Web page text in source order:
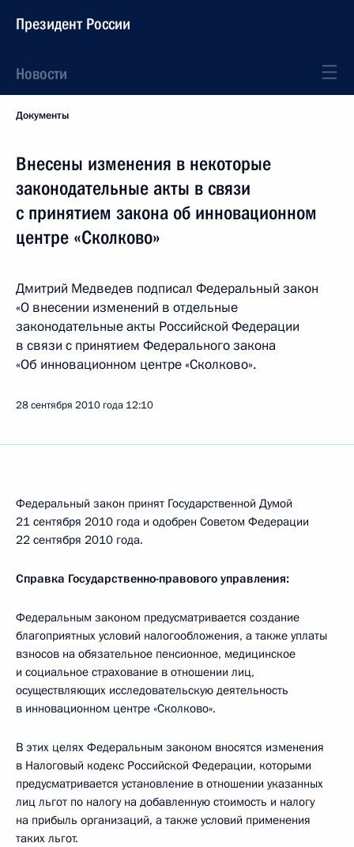
Президент России
Новости
Документы
Внесены изменения в некоторые
законодательные акты в связи
с принятием закона об инновационном
центре «Сколково»
Дмитрий Медведев подписал Федеральный закон
«О внесении изменений в отдельные
законодательные акты Российской Федерации
в связи с принятием Федерального закона
«Об инновационном центре «Сколково».
28 сентября 2010 года 12:10
Федеральный закон принят Государственной Думой
21 сентября 2010 года и одобрен Советом Федерации
22 сентября 2010 года.
Справка Государственно-правового управления:
Федеральным законом предусматривается создание
благоприятных условий налогообложения, а также уплаты
взносов на обязательное пенсионное, медицинское
и социальное страхование в отношении лиц,
осуществляющих исследовательскую деятельность
в инновационном центре «Сколково».
В этих целях Федеральным законом вносятся изменения
в Налоговый кодекс Российской Федерации, которыми
предусматривается установление в отношении указанных
лиц льгот по налогу на добавленную стоимость и налогу
на прибыль организаций, а также условий применения
таких льгот.